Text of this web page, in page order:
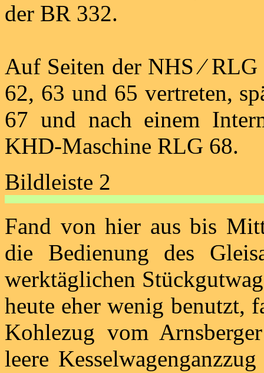
der BR 332.
Auf Seiten der NHS ⁄
62, 63 und 65 vertreten,
67 und nach einem
KHD-Maschine RLG 68.
Bildleiste 2
Fand von hier aus bis
die Bedienung des
werktäglichen
heute eher wenig benutzt,
Kohlezug vom
leere